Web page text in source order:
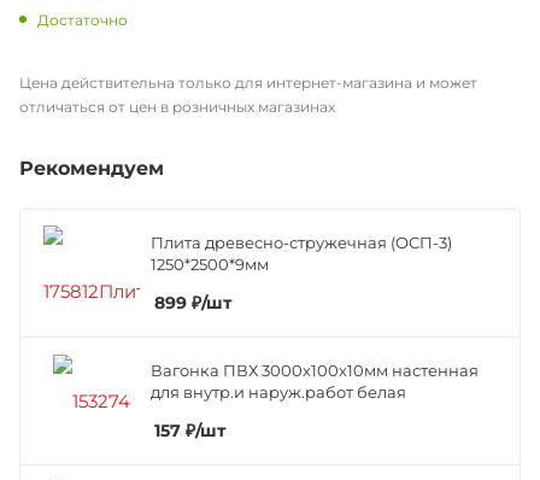
Достаточно
Цена действительна только для интернет-магазина и может
отличаться от цен в розничных магазинах
Рекомендуем
Плита древесно-стружечная (ОСП-3)
1250*2500*9мм
899 ₽/шт
Вагонка ПВХ 3000х100х10мм настенная
для внутр.и наруж.работ белая
157 ₽/шт